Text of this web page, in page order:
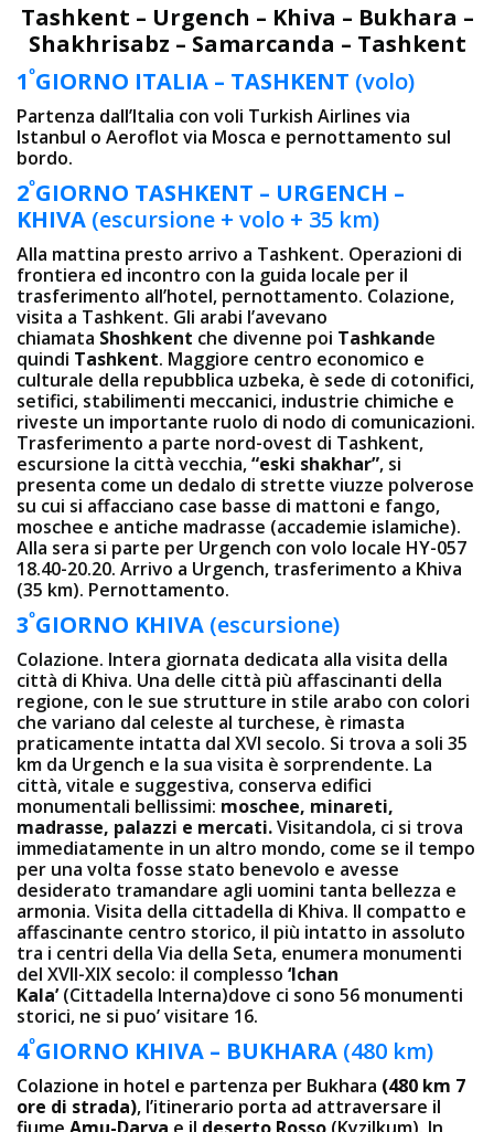
Tashkent – Urgench – Khiva – Bukhara –
Shakhrisabz – Samarcanda – Tashkent
1ºGIORNO ITALIA – TASHKENT (volo)
Partenza dall’Italia con voli Turkish Airlines via
Istanbul o Aeroflot via Mosca e pernottamento sul
bordo.
2ºGIORNO TASHKENT – URGENCH –
KHIVA (escursione + volo + 35 km)
Alla mattina presto arrivo a Tashkent. Operazioni di
frontiera ed incontro con la guida locale per il
trasferimento all’hotel, pernottamento. Colazione,
visita a Tashkent. Gli arabi l’avevano
chiamata Shoshkent che divenne poi Tashkande
quindi Tashkent. Maggiore centro economico e
culturale della repubblica uzbeka, è sede di cotonifici,
setifici, stabilimenti meccanici, industrie chimiche e
riveste un importante ruolo di nodo di comunicazioni.
Trasferimento a parte nord-ovest di Tashkent,
escursione la città vecchia,“eski shakhar”, si
presenta come un dedalo di strette viuzze polverose
su cui si affacciano case basse di mattoni e fango,
moschee e antiche madrasse (accademie islamiche).
Alla sera si parte per Urgench con volo locale HY-057
18.40-20.20. Arrivo a Urgench, trasferimento a Khiva
(35 km). Pernottamento.
3ºGIORNO KHIVA (escursione)
Colazione. Intera giornata dedicata alla visita della
città di Khiva. Una delle città più affascinanti della
regione, con le sue strutture in stile arabo con colori
che variano dal celeste al turchese, è rimasta
praticamente intatta dal XVI secolo. Si trova a soli 35
km da Urgench e la sua visita è sorprendente. La
città, vitale e suggestiva, conserva edifici
monumentali bellissimi: moschee, minareti,
madrasse, palazzi e mercati.Visitandola, ci si trova
immediatamente in un altro mondo, come se il tempo
per una volta fosse stato benevolo e avesse
desiderato tramandare agli uomini tanta bellezza e
armonia. Visita della cittadella di Khiva. Il compatto e
affascinante centro storico, il più intatto in assoluto
tra i centri della Via della Seta, enumera monumenti
del XVII-XIX secolo: il complesso ‘Ichan
Kala’(Cittadella Interna)dove ci sono 56 monumenti
storici, ne si puo’ visitare 16.
4ºGIORNO KHIVA – BUKHARA (480 km)
Colazione in hotel e partenza per Bukhara (480 km 7
ore di strada), l’itinerario porta ad attraversare il
fiume Amu-Darya e il deserto Rosso (Kyzilkum). In